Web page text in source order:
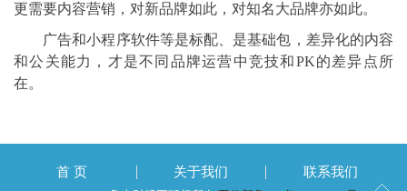
更需要内容营销，对新品牌如此，对知名大品牌亦如此。
广告和小程序软件等是标配、是基础包，差异化的内容
和公关能力，才是不同品牌运营中竞技和PK的差异点所
在。
首 页 关于我们 联系我们